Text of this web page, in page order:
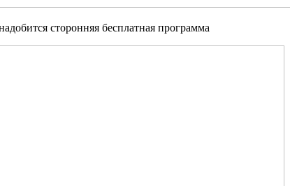
сторонняя бесплатная программа